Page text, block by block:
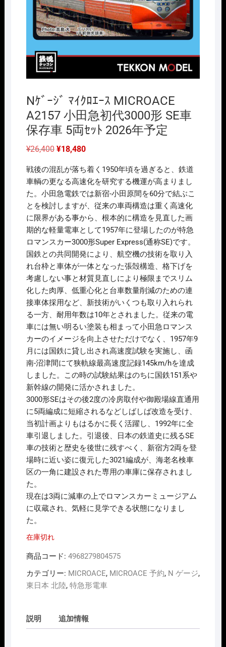
Nｹﾞｰｼﾞ ﾏｲｸﾛｴｰｽ MICROACE
A2157 小田急初代3000形 SE車
保存車 5両ｾｯﾄ 2026年予定
¥26,400 元
格
は
¥26,400
で
し
た。
¥18,480現
の
価
格
は
¥18,480
で
す。
戦後の混乱が落ち着く1950年頃を過ぎると、鉄道
車輌の更なる高速化を研究する機運が高まりまし
た。小田急電鉄では新宿-小田原間を60分で結ぶこ
とを検討しますが、従来の車両構造は重く高速化
に限界がある事から、根本的に構造を見直した画
期的な軽量電車として1957年に登場したのが特急
ロマンスカー3000形Super Express(通称SE)です。
国鉄との共同開発により、航空機の技術を取り入
れ台枠と車体が一体となった張殻構造、格下げを
考慮しない事と材質見直しにより極限までスリム
化した肉厚、低重心化と台車数量削減のための連
接車体採用など、新技術がいくつも取り入れられ
る一方、耐用年数は10年とされました。従来の電
車には無い明るい塗装も相まって小田急ロマンス
カーのイメージを向上させただけでなく、1957年9
月には国鉄に貸し出され高速度試験を実施し、函
南-沼津間にて狭軌線最高速度記録145km/hを達成
しました。この時の試験結果はのちに国鉄151系や
新幹線の開発に活かされました。
3000形SEはその後2度の冷房取付や御殿場線直通用
に5両編成に短縮されるなどしばしば改造を受け、
当初計画よりもはるかに長く活躍し、1992年に全
車引退しました。引退後、日本の鉄道史に残るSE
車の技術と歴史を後世に残すべく、新宿方2両を登
場時に近い姿に復元した3021編成が、海老名検車
区の一角に建設された専用の車庫に保存されまし
た。
現在は3両に減車の上でロマンスカーミュージアム
に収蔵され、気軽に見学できる状態になりまし
た。
在庫切れ
商品コード: 4968279804575
カテゴリー: MICROACE, MICROACE 予約, N ゲージ,
東日本 北陸, 特急形電車
説明 追加情報